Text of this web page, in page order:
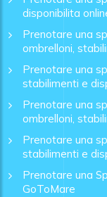
disponibilita
Prenotare una
ombrelloni,
Prenotare una
stabilimenti e
Prenotare una
ombrelloni,
Prenotare una
stabilimenti e
Prenotare una
GoToMare